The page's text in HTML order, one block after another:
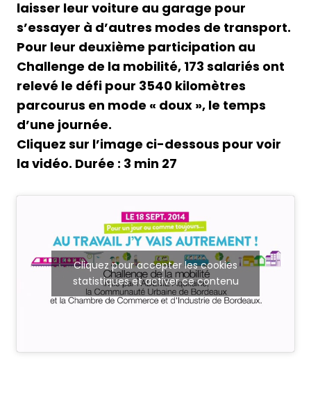
laisser leur voiture au garage pour
s’essayer à d’autres modes de transport.
Pour leur deuxième participation au
Challenge de la mobilité, 173 salariés ont
relevé le défi pour 3540 kilomètres
parcourus en mode « doux », le temps
d’une journée.
Cliquez sur l’image ci-dessous pour voir
la vidéo. Durée : 3 min 27
Cliquez pour accepter les cookies
statistiques et activer ce contenu